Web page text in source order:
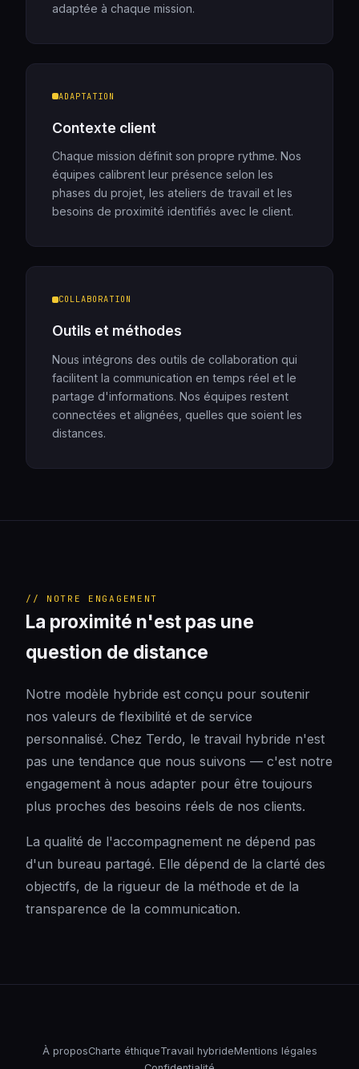
adaptée à chaque mission.
ADAPTATION
Contexte client
Chaque mission définit son propre rythme. Nos
équipes calibrent leur présence selon les
phases du projet, les ateliers de travail et les
besoins de proximité identifiés avec le client.
COLLABORATION
Outils et méthodes
Nous intégrons des outils de collaboration qui
facilitent la communication en temps réel et le
partage d'informations. Nos équipes restent
connectées et alignées, quelles que soient les
distances.
// NOTRE ENGAGEMENT
La proximité n'est pas une
question de distance
Notre modèle hybride est conçu pour soutenir
nos valeurs de flexibilité et de service
personnalisé. Chez Terdo, le travail hybride n'est
pas une tendance que nous suivons — c'est notre
engagement à nous adapter pour être toujours
plus proches des besoins réels de nos clients.
La qualité de l'accompagnement ne dépend pas
d'un bureau partagé. Elle dépend de la clarté des
objectifs, de la rigueur de la méthode et de la
transparence de la communication.
À proposCharte éthiqueTravail hybrideMentions légales